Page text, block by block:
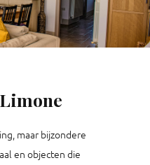
maar bijzondere
en objecten die